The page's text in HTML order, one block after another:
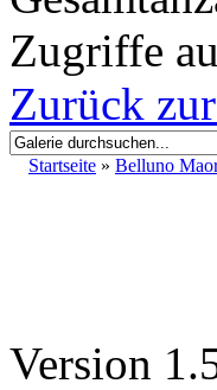
Zugriffe
Zurück
Startseite » Belluno
Version